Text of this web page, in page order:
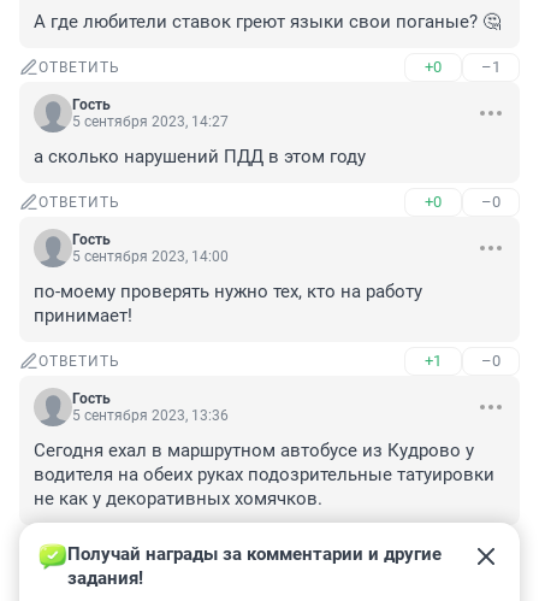
А где любители ставок греют языки свои поганые? 🤔
ОТВЕТИТЬ +0 –1
Гость
5 сентября 2023, 14:27
а сколько нарушений ПДД в этом году
ОТВЕТИТЬ +0 –0
Гость
5 сентября 2023, 14:00
по-моему проверять нужно тех, кто на работу
принимает!
ОТВЕТИТЬ +1 –0
Гость
5 сентября 2023, 13:36
Сегодня ехал в маршрутном автобусе из Кудрово у
водителя на обеих руках подозрительные татуировки
не как у декоративных хомячков.
ОТВЕТИТЬ –0
Гость
Получай награды за комментарии и другие
задания!